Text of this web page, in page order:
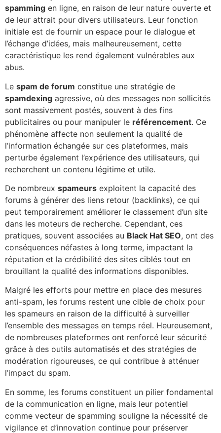
spamming en ligne, en raison de leur nature ouverte et
de leur attrait pour divers utilisateurs. Leur fonction
initiale est de fournir un espace pour le dialogue et
l’échange d’idées, mais malheureusement, cette
caractéristique les rend également vulnérables aux
abus.
Le spam de forum constitue une stratégie de
spamdexing agressive, où des messages non sollicités
sont massivement postés, souvent à des fins
publicitaires ou pour manipuler le référencement. Ce
phénomène affecte non seulement la qualité de
l’information échangée sur ces plateformes, mais
perturbe également l’expérience des utilisateurs, qui
recherchent un contenu légitime et utile.
De nombreux spameurs exploitent la capacité des
forums à générer des liens retour (backlinks), ce qui
peut temporairement améliorer le classement d’un site
dans les moteurs de recherche. Cependant, ces
pratiques, souvent associées au Black Hat SEO, ont des
conséquences néfastes à long terme, impactant la
réputation et la crédibilité des sites ciblés tout en
brouillant la qualité des informations disponibles.
Malgré les efforts pour mettre en place des mesures
anti-spam, les forums restent une cible de choix pour
les spameurs en raison de la difficulté à surveiller
l’ensemble des messages en temps réel. Heureusement,
de nombreuses plateformes ont renforcé leur sécurité
grâce à des outils automatisés et des stratégies de
modération rigoureuses, ce qui contribue à atténuer
l’impact du spam.
En somme, les forums constituent un pilier fondamental
de la communication en ligne, mais leur potentiel
comme vecteur de spamming souligne la nécessité de
vigilance et d’innovation continue pour préserver